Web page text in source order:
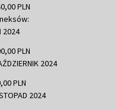
PLN
2024
PLN
2024
PLN
2024